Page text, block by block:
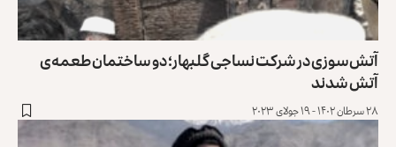
آتش‌سوزی در شرکت نساجی گلبهار؛ دو ساختمان طعمه‌ی
آتش‌ شدند
۲۸ سرطان ۱۴۰۲ - ۱۹ جولای ۲۰۲۳